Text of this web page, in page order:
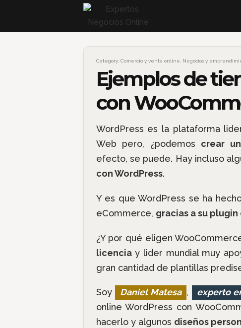
Category: Comercio y venta online Negocios y
Ejemplos de
con
WordPress es la plataforma
Web pero, ¿podemos crear
efecto, se puede. Hay incluso
con WordPress.
Y es que WordPress se ha
eCommerce, gracias a su
¿Y por qué eligen
licenciay lider mundial muy
gran cantidad de plantillas
Soy Daniel Matesa , experto
online WordPress con
hacerlo y algunos diseños